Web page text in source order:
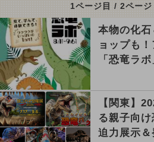
1ページ目 / 2ページ
本物の化
ョップも
「恐竜ラ
【関東】
る親子向
迫力展示＆